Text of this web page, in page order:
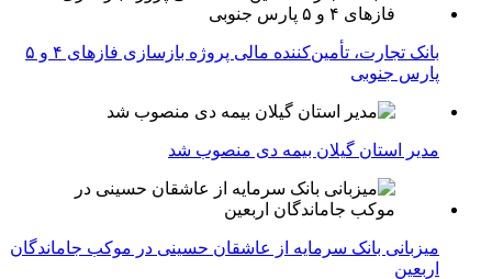
بانک تجارت، تأمین‌کننده مالی پروژه بازسازی فازهای ۴ و ۵
پارس جنوبی
مدیر استان گیلان بیمه دی منصوب شد
میزبانی بانک سرمایه از عاشقان حسینی در موکب جاماندگان
اربعین